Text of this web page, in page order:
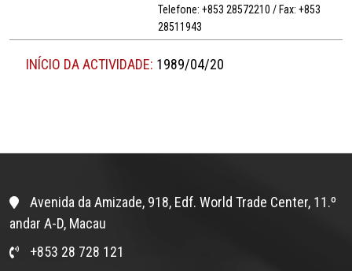
Telefone: +853 28572210 / Fax: +853
28511943
INÍCIO DA ACTIVIDADE: 1989/04/20
Avenida da Amizade, 918, Edf. World Trade Center, 11.º
andar A-D, Macau
+853 28 728 121